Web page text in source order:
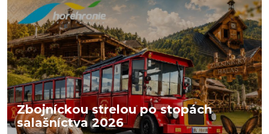
Zbojníckou strelou po stopách
salašníctva 2026